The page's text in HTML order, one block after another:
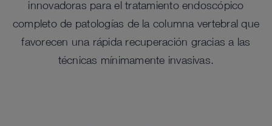
innovadoras para el tratamiento endoscópico
completo de patologías de la columna vertebral que
favorecen una rápida recuperación gracias a las
técnicas mínimamente invasivas.